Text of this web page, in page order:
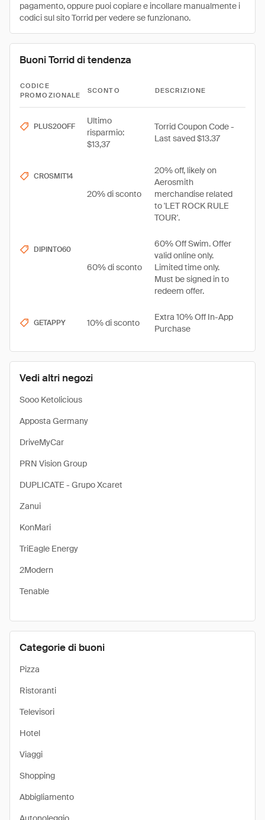
Vedi altri negozi
Sooo Ketolicious
Apposta Germany
DriveMyCar
PRN Vision Group
DUPLICATE - Grupo Xcaret
Zanui
KonMari
TriEagle Energy
2Modern
Tenable
Categorie di buoni
Pizza
Ristoranti
Televisori
Hotel
Viaggi
Shopping
Abbigliamento
pagamento, oppure puoi copiare e incollare manualmente i
codici sul sito Torrid per vedere se funzionano.
Buoni Torrid di tendenza
CODICE
PROMOZIONALE
SCONTO DESCRIZIONE
PLUS20OFF
Ultimo
risparmio:
$13,37
Torrid Coupon Code -
Last saved $13.37
CROSMIT14
20% di sconto
20% off, likely on
Aerosmith
merchandise related
to 'LET ROCK RULE
TOUR'.
DIPINTO60
60% di sconto
60% Off Swim. Offer
valid online only.
Limited time only.
Must be signed in to
redeem offer.
GETAPPY 10% di sconto
Extra 10% Off In-App
Purchase